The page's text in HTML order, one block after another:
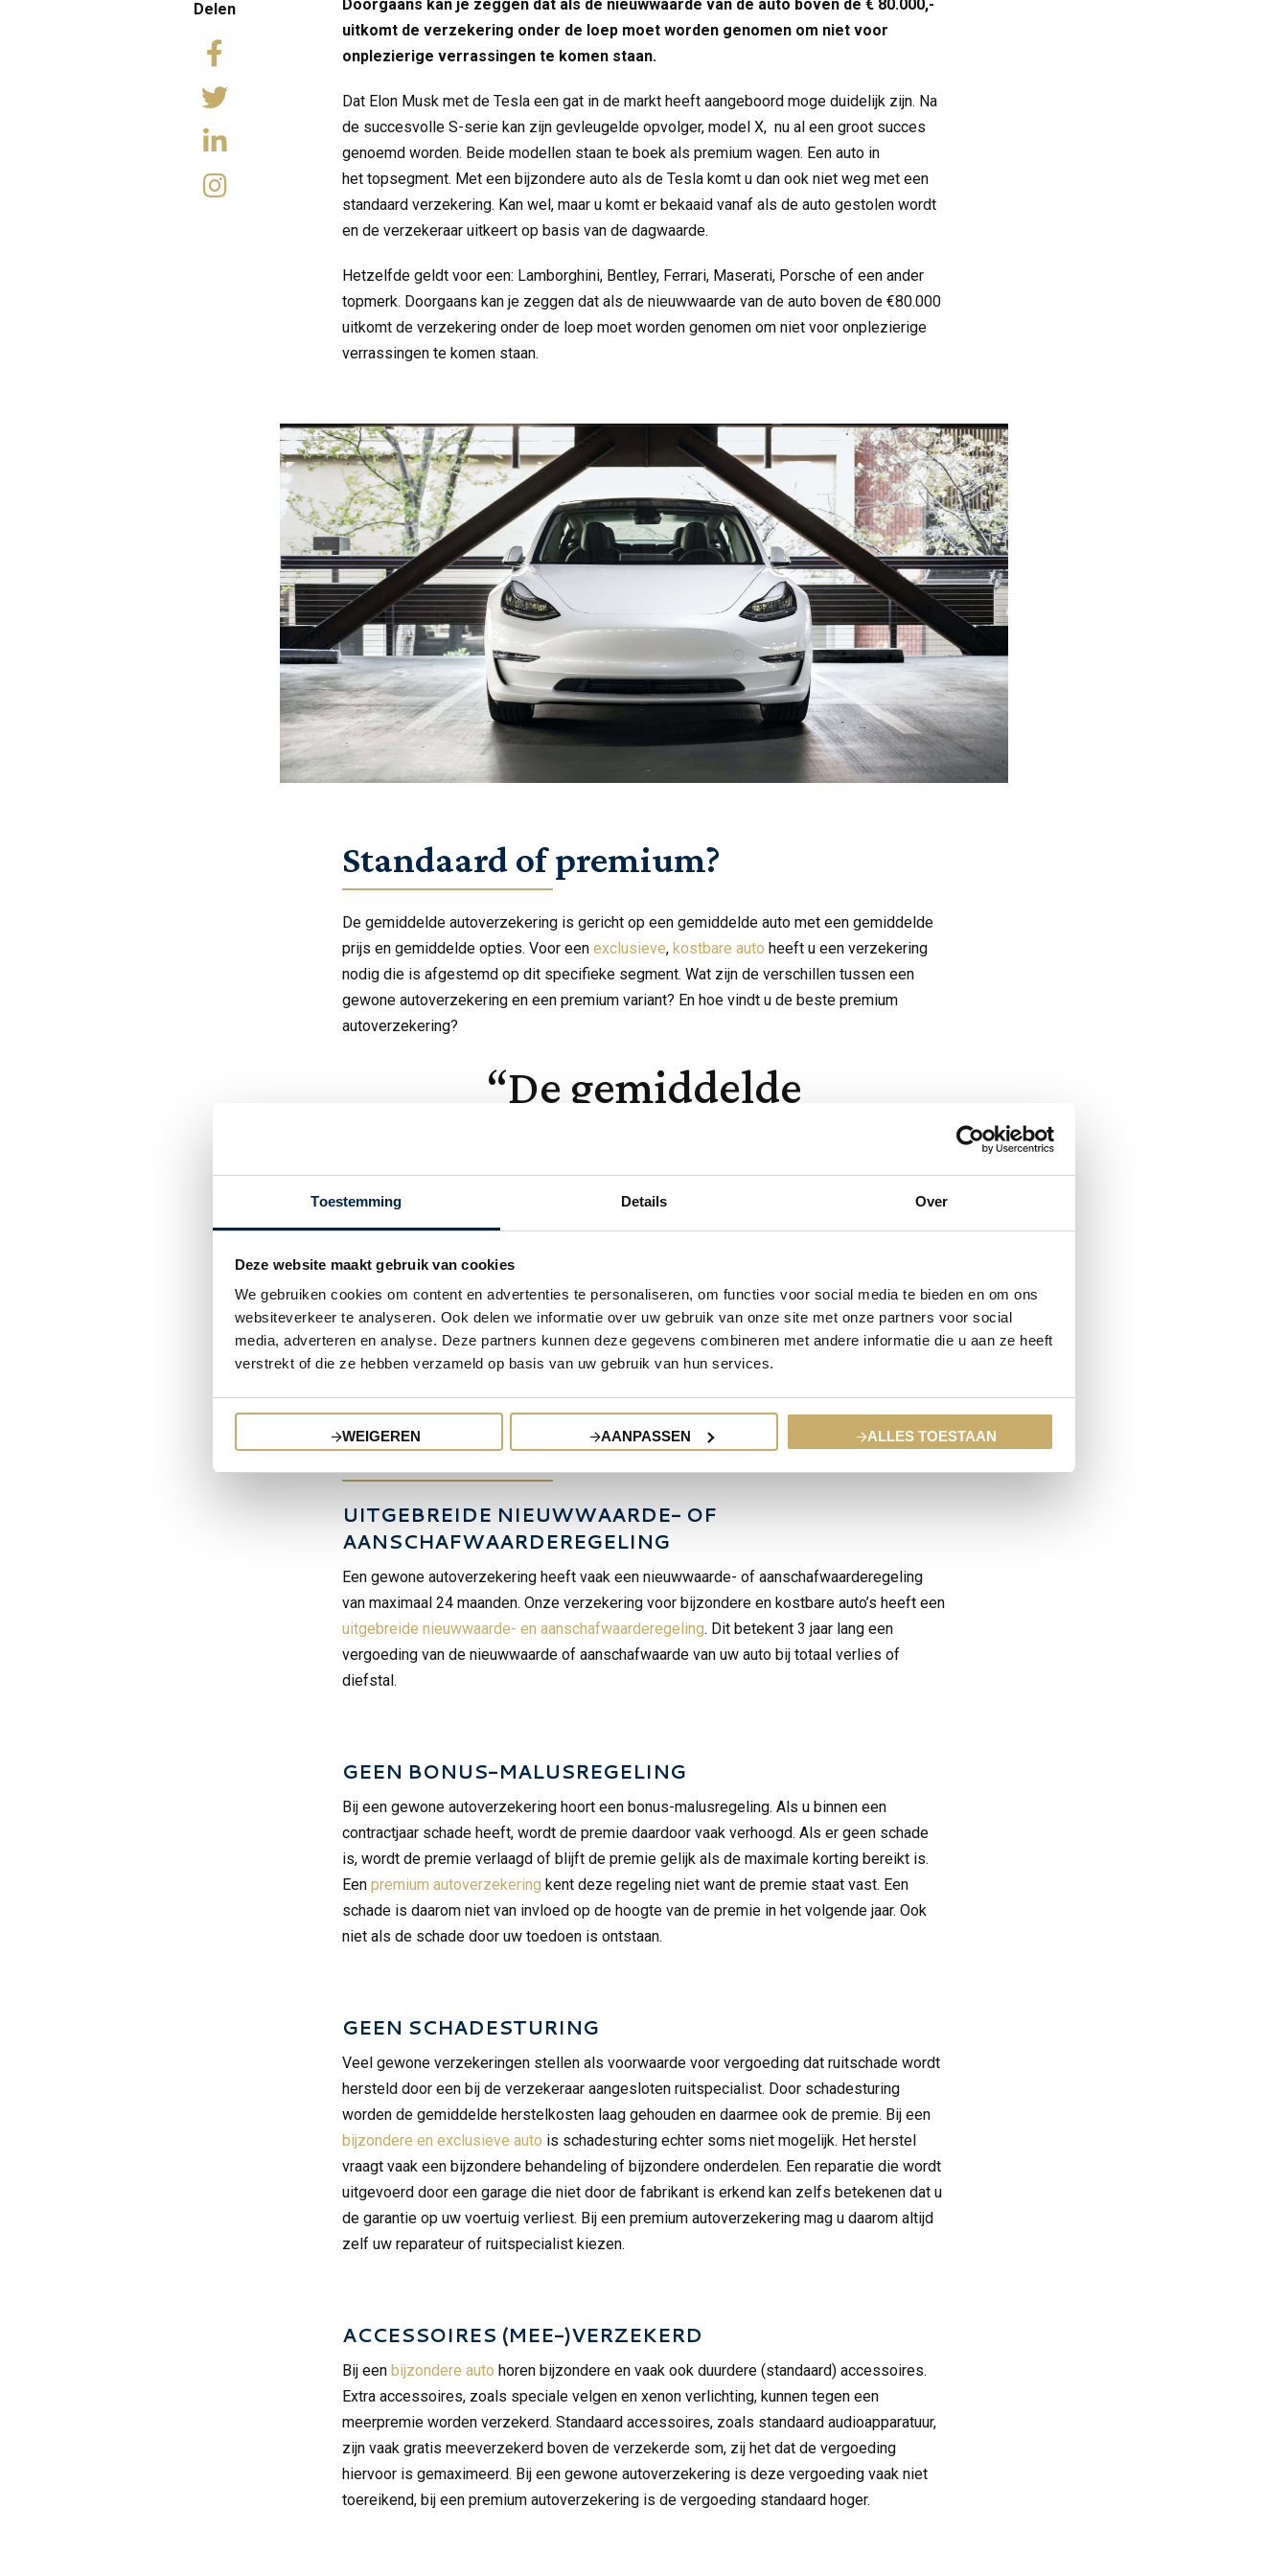
Toestemming Details Over
Deze website maakt gebruik van cookies
We gebruiken cookies om content en advertenties te personaliseren, om functies voor social media te bieden en om ons
websiteverkeer te analyseren. Ook delen we informatie over uw gebruik van onze site met onze partners voor social
media, adverteren en analyse. Deze partners kunnen deze gegevens combineren met andere informatie die u aan ze heeft
verstrekt of die ze hebben verzameld op basis van uw gebruik van hun services.
WEIGEREN AANPASSEN ALLES TOESTAAN
Delen
Doorgaans kan je zeggen dat als de nieuwwaarde van de auto boven de € 80.000,-
uitkomt de verzekering onder de loep moet worden genomen om niet voor
onplezierige verrassingen te komen staan.
Dat Elon Musk met de Tesla een gat in de markt heeft aangeboord moge duidelijk zijn. Na
de succesvolle S-serie kan zijn gevleugelde opvolger, model X, nu al een groot succes
genoemd worden. Beide modellen staan te boek als premium wagen. Een auto in
het topsegment. Met een bijzondere auto als de Tesla komt u dan ook niet weg met een
standaard verzekering. Kan wel, maar u komt er bekaaid vanaf als de auto gestolen wordt
en de verzekeraar uitkeert op basis van de dagwaarde.
Hetzelfde geldt voor een: Lamborghini, Bentley, Ferrari, Maserati, Porsche of een ander
topmerk. Doorgaans kan je zeggen dat als de nieuwwaarde van de auto boven de €80.000
uitkomt de verzekering onder de loep moet worden genomen om niet voor onplezierige
verrassingen te komen staan.
Standaard of premium?
De gemiddelde autoverzekering is gericht op een gemiddelde auto met een gemiddelde
prijs en gemiddelde opties. Voor een exclusieve, kostbare auto heeft u een verzekering
nodig die is afgestemd op dit specifieke segment. Wat zijn de verschillen tussen een
gewone autoverzekering en een premium variant? En hoe vindt u de beste premium
autoverzekering?
De gemiddelde
gericht op een
gemiddelde auto met
een gemiddelde prijs en
gemiddelde opties.
De belangrijkste verschillen
UITGEBREIDE NIEUWWAARDE- OF
AANSCHAFWAARDEREGELING
Een gewone autoverzekering heeft vaak een nieuwwaarde- of aanschafwaarderegeling
van maximaal 24 maanden. Onze verzekering voor bijzondere en kostbare auto’s heeft een
uitgebreide nieuwwaarde- en aanschafwaarderegeling. Dit betekent 3 jaar lang een
vergoeding van de nieuwwaarde of aanschafwaarde van uw auto bij totaal verlies of
diefstal.
GEEN BONUS-MALUSREGELING
Bij een gewone autoverzekering hoort een bonus-malusregeling. Als u binnen een
contractjaar schade heeft, wordt de premie daardoor vaak verhoogd. Als er geen schade
is, wordt de premie verlaagd of blijft de premie gelijk als de maximale korting bereikt is.
Een premium autoverzekering kent deze regeling niet want de premie staat vast. Een
schade is daarom niet van invloed op de hoogte van de premie in het volgende jaar. Ook
niet als de schade door uw toedoen is ontstaan.
GEEN SCHADESTURING
Veel gewone verzekeringen stellen als voorwaarde voor vergoeding dat ruitschade wordt
hersteld door een bij de verzekeraar aangesloten ruitspecialist. Door schadesturing
worden de gemiddelde herstelkosten laag gehouden en daarmee ook de premie. Bij een
bijzondere en exclusieve auto is schadesturing echter soms niet mogelijk. Het herstel
vraagt vaak een bijzondere behandeling of bijzondere onderdelen. Een reparatie die wordt
uitgevoerd door een garage die niet door de fabrikant is erkend kan zelfs betekenen dat u
de garantie op uw voertuig verliest. Bij een premium autoverzekering mag u daarom altijd
zelf uw reparateur of ruitspecialist kiezen.
ACCESSOIRES (MEE-)VERZEKERD
Bij een bijzondere auto horen bijzondere en vaak ook duurdere (standaard) accessoires.
Extra accessoires, zoals speciale velgen en xenon verlichting, kunnen tegen een
meerpremie worden verzekerd. Standaard accessoires, zoals standaard audioapparatuur,
zijn vaak gratis meeverzekerd boven de verzekerde som, zij het dat de vergoeding
hiervoor is gemaximeerd. Bij een gewone autoverzekering is deze vergoeding vaak niet
toereikend, bij een premium autoverzekering is de vergoeding standaard hoger.